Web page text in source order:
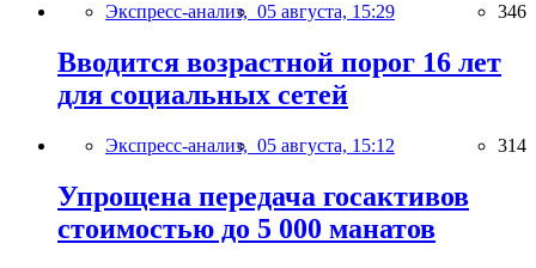
Экспресс-анализ, 05 августа, 15:29 346
Вводится возрастной порог 16 лет
для социальных сетей
Экспресс-анализ, 05 августа, 15:12 314
Упрощена передача госактивов
стоимостью до 5 000 манатов